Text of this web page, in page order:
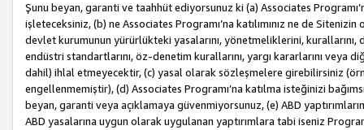
Şunu beyan, garanti ve taahhüt ediyorsunuz ki (a) Associates
işleteceksiniz, (b) ne Associates Programı’na katılımınız ne de
devlet kurumunun yürürlükteki yasalarını, yönetmeliklerini,
endüstri standartlarını, öz-denetim kurallarını, yargı kararlarını
dahil) ihlal etmeyecektir, (c) yasal olarak sözleşmelere girebilirsiniz
engellenmemiştir), (d) Associates Programı’na katılma isteğinizi
beyan, garanti veya açıklamaya güvenmiyorsunuz, (e) ABD
ABD yasalarına uygun olarak uygulanan yaptırımlara tabi iseniz